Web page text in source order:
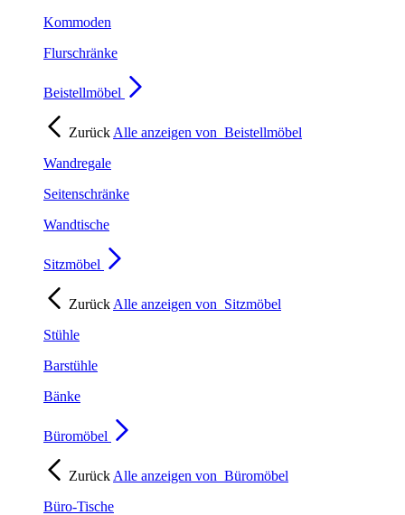
Kommoden
Flurschränke
Beistellmöbel
Zurück Alle anzeigen von Beistellmöbel
Wandregale
Seitenschränke
Wandtische
Sitzmöbel
Zurück Alle anzeigen von Sitzmöbel
Stühle
Barstühle
Bänke
Büromöbel
Zurück Alle anzeigen von Büromöbel
Büro-Tische